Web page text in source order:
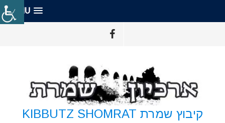
MENU
קיבוץ שמרת KIBBUTZ SHOMRAT